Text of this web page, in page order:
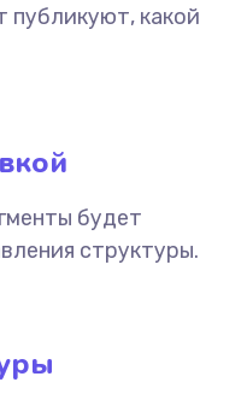
публикуют, какой
будет
структуры.